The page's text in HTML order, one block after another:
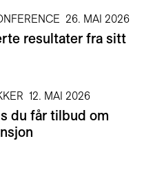
26. MAI 2026
resultater fra sitt
12. MAI 2026
du får tilbud om